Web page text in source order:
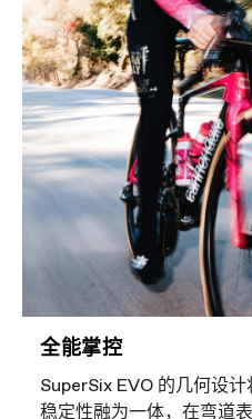
全能掌控
SuperSix EVO 的几何设
稳定性融为一体，在弯道